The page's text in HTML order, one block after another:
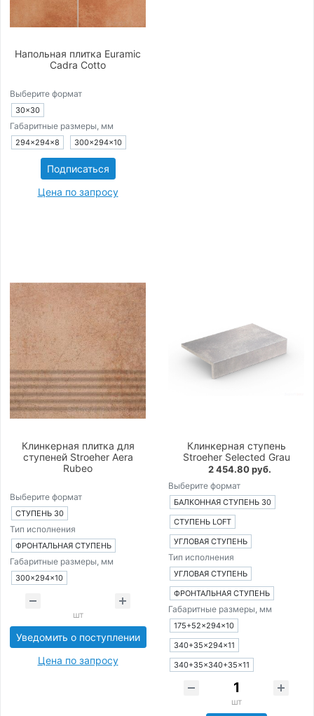
Напольная плитка Euramic
Cadra Cotto
Выберите формат
30×30
Габаритные размеры, мм
294×294×8 300×294×10
Подписаться
Цена по запросу
Клинкерная плитка для
ступеней Stroeher Aera
Rubeo
Выберите формат
СТУПЕНЬ 30
Тип исполнения
ФРОНТАЛЬНАЯ СТУПЕНЬ
Габаритные размеры, мм
300×294×10
шт
Уведомить о поступлении
Цена по запросу
Клинкерная ступень
Stroeher Selected Grau
2 454.80 руб.
Выберите формат
БАЛКОННАЯ СТУПЕНЬ 30
СТУПЕНЬ LOFT
УГЛОВАЯ СТУПЕНЬ
Тип исполнения
УГЛОВАЯ СТУПЕНЬ
ФРОНТАЛЬНАЯ СТУПЕНЬ
Габаритные размеры, мм
175+52×294×10
340+35×294×11
340+35×340+35×11
шт